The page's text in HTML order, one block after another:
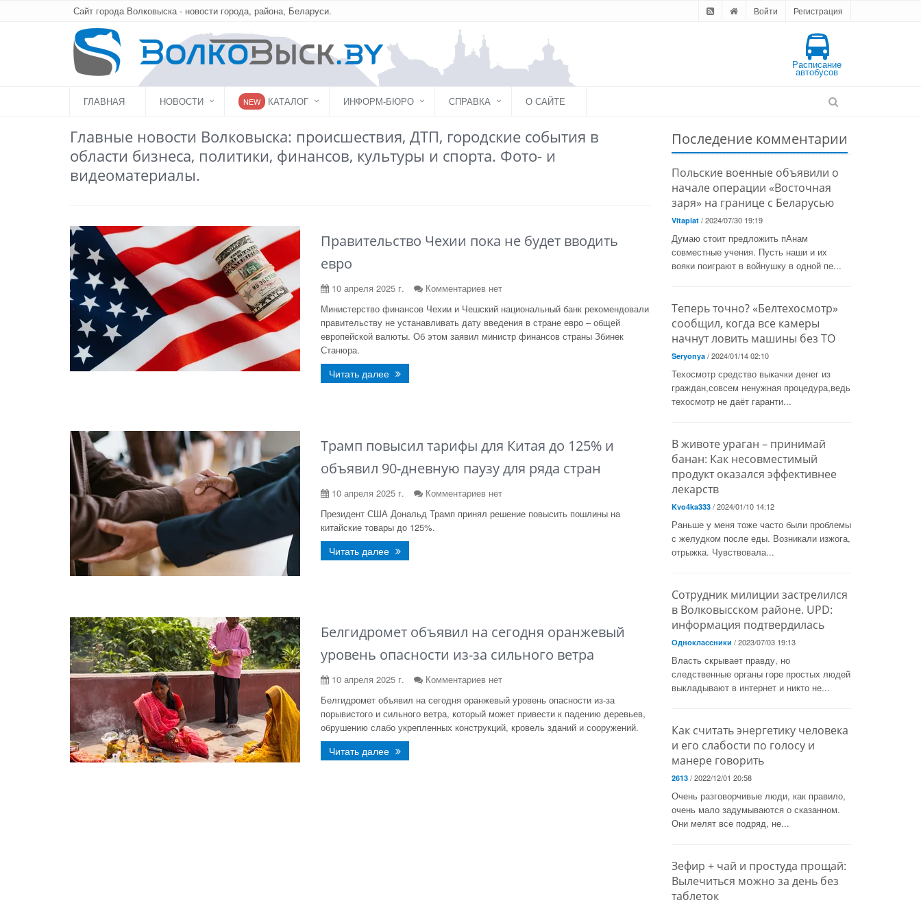
Сайт города Волковыска - новости города, района, Беларуси. Войти Регистрация
Расписание
автобусов
ГЛАВНАЯ НОВОСТИ NEW КАТАЛОГ ИНФОРМ-БЮРО СПРАВКА О САЙТЕ
Главные новости Волковыска: происшествия, ДТП, городские события в
области бизнеса, политики, финансов, культуры и спорта. Фото- и
видеоматериалы.
Правительство Чехии пока не будет вводить
евро
10 апреля 2025 г.
Комментариев нет
Министерство финансов Чехии и Чешский национальный банк рекомендовали
правительству не устанавливать дату введения в стране евро – общей
европейской валюты. Об этом заявил министр финансов страны Збинек
Станюра.
Читать далее
Трамп повысил тарифы для Китая до 125% и
объявил 90-дневную паузу для ряда стран
10 апреля 2025 г.
Комментариев нет
Президент США Дональд Трамп принял решение повысить пошлины на
китайские товары до 125%.
Читать далее
Белгидромет объявил на сегодня оранжевый
уровень опасности из-за сильного ветра
10 апреля 2025 г.
Комментариев нет
Белгидромет объявил на сегодня оранжевый уровень опасности из-за
порывистого и сильного ветра, который может привести к падению деревьев,
обрушению слабо укрепленных конструкций, кровель зданий и сооружений.
Читать далее
Последение комментарии
Польские военные объявили о
начале операции «Восточная
заря» на границе с Беларусью
Vitaplat / 2024/07/30 19:19
Думаю стоит предложить пАнам
совместные учения. Пусть наши и их
вояки поиграют в войнушку в одной пе...
Теперь точно? «Белтехосмотр»
сообщил, когда все камеры
начнут ловить машины без ТО
Seryonya / 2024/01/14 02:10
Техосмотр средство выкачки денег из
граждан,совсем ненужная процедура,ведь
техосмотр не даёт гаранти...
В животе ураган – принимай
банан: Как несовместимый
продукт оказался эффективнее
лекарств
Kvo4ka333 / 2024/01/10 14:12
Раньше у меня тоже часто были проблемы
с желудком после еды. Возникали изжога,
отрыжка. Чувствовала...
Сотрудник милиции застрелился
в Волковысском районе. UPD:
информация подтвердилась
Одноклассники / 2023/07/03 19:13
Власть скрывает правду, но
следственные органы горе простых людей
выкладывают в интернет и никто не...
Как считать энергетику человека
и его слабости по голосу и
манере говорить
2613 / 2022/12/01 20:58
Очень разговорчивые люди, как правило,
очень мало задумываются о сказанном.
Они мелят все подряд, не...
Зефир + чай и простуда прощай:
Вылечиться можно за день без
таблеток